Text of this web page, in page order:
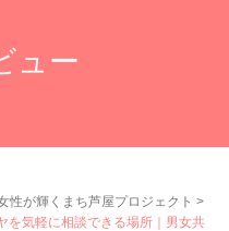
ュー
性が輝くまち芦屋プロジェクト >
を気軽に相談できる場所｜男女共